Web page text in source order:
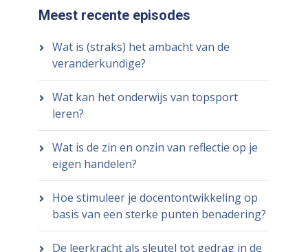
Meest recente episodes
Wat is (straks) het ambacht van de
veranderkundige?
Wat kan het onderwijs van topsport
leren?
Wat is de zin en onzin van reflectie op je
eigen handelen?
Hoe stimuleer je docentontwikkeling op
basis van een sterke punten benadering?
De leerkracht als sleutel tot gedrag in de